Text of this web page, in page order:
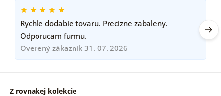
Rychle dodabie tovaru. Precizne zabaleny.
Odporucam furmu.
Overený zákazník 31. 07. 2026
Z rovnakej kolekcie